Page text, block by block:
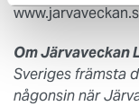
Om Järvaveckan
Sveriges främsta
någonsin när